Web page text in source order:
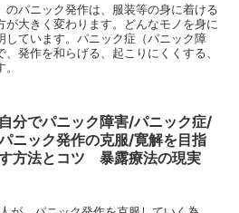
のパニック発作は、服装等の身に着ける
が大きく変わります。どんなモノを身に
しています。パニック症（パニック障
発作を和らげる、起こりにくくする、
自分でパニック障害/パニック症/
ニック発作の克服/寛解を目指
方法とコツ 暴露療法の現実